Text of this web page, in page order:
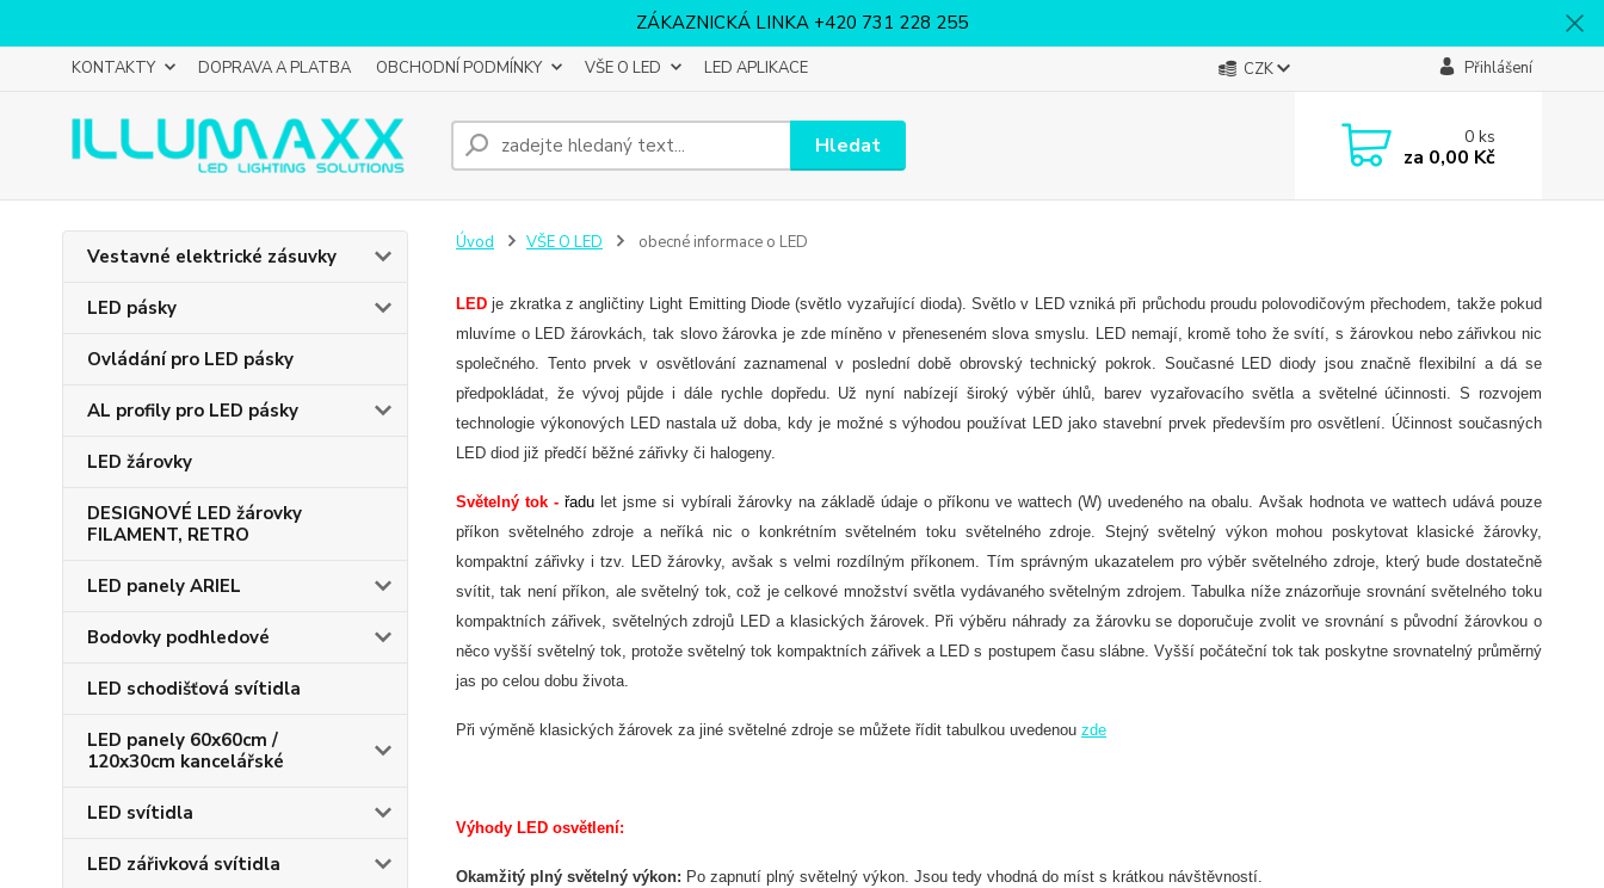
ZÁKAZNICKÁ LINKA +420 731 228 255
KONTAKTY DOPRAVA A PLATBA OBCHODNÍ PODMÍNKY VŠE O LED LED APLIKACE CZK Přihlášení
Hledat 0ks
za 0,00 Kč
Vestavné elektrické zásuvky
LED pásky
Ovládání pro LED pásky
AL profily pro LED pásky
LED žárovky
DESIGNOVÉ LED žárovky
FILAMENT, RETRO
LED panely ARIEL
Bodovky podhledové
LED schodišťová svítidla
LED panely 60x60cm /
120x30cm kancelářské
LED svítidla
LED zářivková svítidla
Úvod VŠE O LED obecné informace o LED
LEDje zkratka z angličtiny Light Emitting Diode (světlo vyzařující dioda). Světlo v LED vzniká při průchodu proudu polovodičovým přechodem, takže pokud
mluvíme o LED žárovkách, tak slovo žárovka je zde míněno v přeneseném slova smyslu. LED nemají, kromě toho že svítí, s žárovkou nebo zářivkou nic
společného. Tento prvek v osvětlování zaznamenal v poslední době obrovský technický pokrok. Současné LED diody jsou značně flexibilní a dá se
předpokládat, že vývoj půjde i dále rychle dopředu. Už nyní nabízejí široký výběr úhlů, barev vyzařovacího světla a světelné účinnosti. S rozvojem
technologie výkonových LED nastala už doba, kdy je možné s výhodou používat LED jako stavební prvek především pro osvětlení. Účinnost současných
LED diod již předčí běžné zářivky či halogeny.
Světelný tok -řadu let jsme si vybírali žárovky na základě údaje o příkonu ve wattech (W) uvedeného na obalu. Avšak hodnota ve wattech udává pouze
příkon světelného zdroje a neříká nic o konkrétním světelném toku světelného zdroje. Stejný světelný výkon mohou poskytovat klasické žárovky,
kompaktní zářivky i tzv. LED žárovky, avšak s velmi rozdílným příkonem. Tím správným ukazatelem pro výběr světelného zdroje, který bude dostatečně
svítit, tak není příkon, ale světelný tok, což je celkové množství světla vydávaného světelným zdrojem. Tabulka níže znázorňuje srovnání světelného toku
kompaktních zářivek, světelných zdrojů LED a klasických žárovek. Při výběru náhrady za žárovku se doporučuje zvolit ve srovnání s původní žárovkou o
něco vyšší světelný tok, protože světelný tok kompaktních zářivek a LED s postupem času slábne. Vyšší počáteční tok tak poskytne srovnatelný průměrný
jas po celou dobu života.
Při výměně klasických žárovek za jiné světelné zdroje se můžete řídit tabulkou uvedenou zde
Výhody LED osvětlení:
Okamžitý plný světelný výkon: Po zapnutí plný světelný výkon. Jsou tedy vhodná do míst s krátkou návštěvností.